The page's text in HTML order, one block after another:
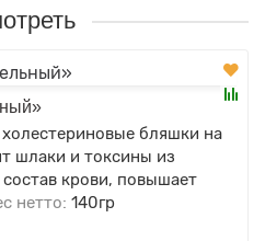
холестериновые бляшки на
шлаки и токсины из
крови, повышает
нетто: 140гр